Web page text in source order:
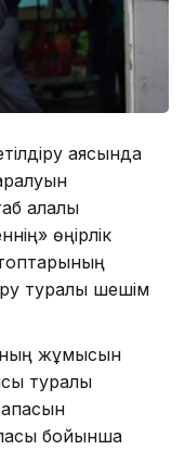
аясында
қалалық
өңірлік
туралы шешім
жұмысын
туралы
бойынша